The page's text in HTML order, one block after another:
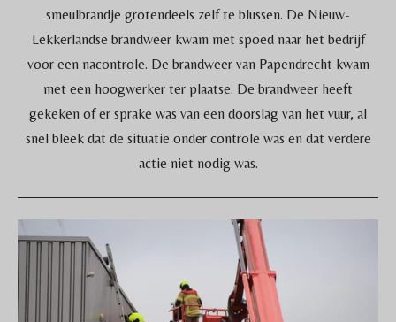
smeulbrandje grotendeels zelf te blussen. De Nieuw-
Lekkerlandse brandweer kwam met spoed naar het bedrijf
voor een nacontrole. De brandweer van Papendrecht kwam
met een hoogwerker ter plaatse. De brandweer heeft
gekeken of er sprake was van een doorslag van het vuur, al
snel bleek dat de situatie onder controle was en dat verdere
actie niet nodig was.